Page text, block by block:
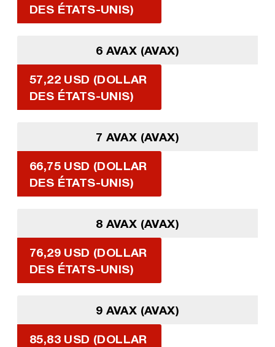
DES ÉTATS-UNIS)
6 AVAX (AVAX)
57,22 USD (DOLLAR
DES ÉTATS-UNIS)
7 AVAX (AVAX)
66,75 USD (DOLLAR
DES ÉTATS-UNIS)
8 AVAX (AVAX)
76,29 USD (DOLLAR
DES ÉTATS-UNIS)
9 AVAX (AVAX)
85,83 USD (DOLLAR